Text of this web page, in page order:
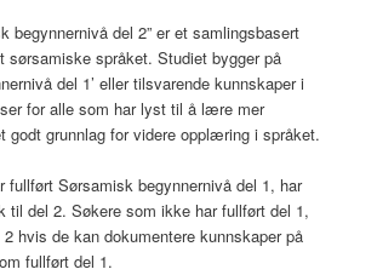
begynnernivå del 2” er et samlingsbasert
sørsamiske språket. Studiet bygger på
del 1’ eller tilsvarende kunnskaper i
for alle som har lyst til å lære mer
godt grunnlag for videre opplæring i språket.
fullført Sørsamisk begynnernivå del 1, har
til del 2. Søkere som ikke har fullført del 1,
hvis de kan dokumentere kunnskaper på
fullført del 1.